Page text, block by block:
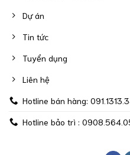
Dự án
Tin tức
Tuyển dụng
Liên hệ
Hotline bán hàng:
Hotline bảo trì :